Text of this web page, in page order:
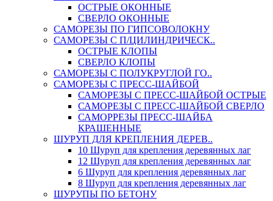
ОСТРЫЕ ОКОННЫЕ
СВЕРЛО ОКОННЫЕ
САМОРЕЗЫ ПО ГИПСОВОЛОКНУ
САМОРЕЗЫ С П/ЦИЛИНДРИЧЕСК..
ОСТРЫЕ КЛОПЫ
СВЕРЛО КЛОПЫ
САМОРЕЗЫ С ПОЛУКРУГЛОЙ ГО..
САМОРЕЗЫ С ПРЕСС-ШАЙБОЙ
САМОРЕЗЫ С ПРЕСС-ШАЙБОЙ ОСТРЫЕ
САМОРЕЗЫ С ПРЕСС-ШАЙБОЙ СВЕРЛО
САМОРРЕЗЫ ПРЕСС-ШАЙБА
КРАШЕННЫЕ
ШУРУП ДЛЯ КРЕПЛЕНИЯ ДЕРЕВ..
10 Шуруп для крепления деревянных лаг
12 Шуруп для крепления деревянных лаг
6 Шуруп для крепления деревянных лаг
8 Шуруп для крепления деревянных лаг
ШУРУПЫ ПО БЕТОНУ